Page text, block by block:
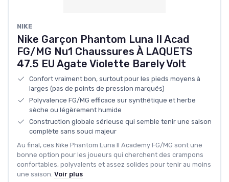
NIKE
Nike Garçon Phantom Luna II Acad
FG/MG Nu1 Chaussures À LAQUETS
47.5 EU Agate Violette Barely Volt
Confort vraiment bon, surtout pour les pieds moyens à
larges (pas de points de pression marqués)
Polyvalence FG/MG efficace sur synthétique et herbe
sèche ou légèrement humide
Construction globale sérieuse qui semble tenir une saison
complète sans souci majeur
Au final, ces Nike Phantom Luna II Academy FG/MG sont une
bonne option pour les joueurs qui cherchent des crampons
confortables, polyvalents et assez solides pour tenir au moins
une saison. Voir plus